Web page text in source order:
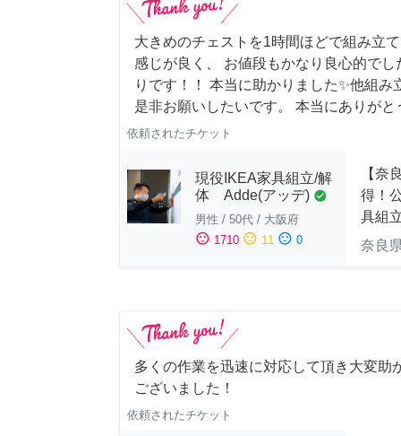
大きめのチェストを1時間ほどで組み立
感じが良く、 お値段もかなり良心的で
りです！！ 本当に助かりました✨他組
是非お願いしたいです。 本当にありが
依頼されたチケット
現役IKEA家具組立/解
体 Adde(アッデ) check_circle
男性 / 50代 / 大阪府
sentiment_satisfied 1710 sentiment_neutral 11 sentiment_dissatisfied 0
【奈
得！
具組
奈良
多くの作業を迅速に対応して頂き大変助
ございました！
依頼されたチケット